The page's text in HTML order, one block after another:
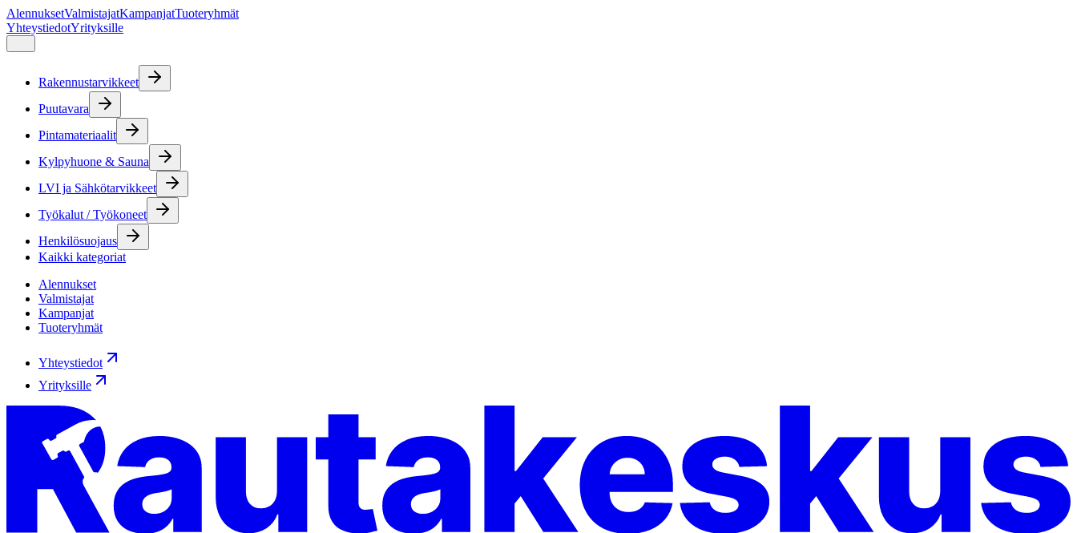
AlennuksetValmistajatKampanjatTuoteryhmät
YhteystiedotYrityksille
Rakennustarvikkeet
Puutavara
Pintamateriaalit
Kylpyhuone & Sauna
LVI ja Sähkötarvikkeet
Työkalut / Työkoneet
Henkilösuojaus
Kaikki kategoriat
Alennukset
Valmistajat
Kampanjat
Tuoteryhmät
Yhteystiedot
Yrityksille